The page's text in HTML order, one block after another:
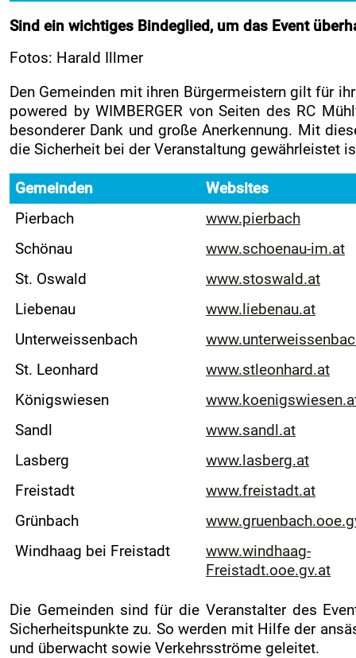
Ticket AGB
Rallye-Journal
Kontakt
ZUSEHER
Zuseherinformationen
Live-Resultate
ORM APP
Nennliste
Streckenplan
SP Onboard Videos
Tickets / Verkaufstellen
Ticket AGB
Rallye-Journal
Zimmernachweis
PRESSE
Pressemeldungen
Akkreditierung
Zeitplan
Streckenplan
Sind ein wichtiges Bindeglied, um das Event
Fotos: Harald Illmer
Den Gemeinden mit ihren Bürgermeistern gilt für
powered by WIMBERGER von Seiten des RC
besonderer Dank und große Anerkennung. Mit
die Sicherheit bei der Veranstaltung gewährleistet
Gemeinden
Websites
Pierbach
www.pierbach
Schönau
www.schoenau-im.at
St. Oswald
www.stoswald.at
Liebenau
www.liebenau.at
Unterweissenbach
St. Leonhard
www.stleonhard.at
Königswiesen
Sandl
www.sandl.at
Lasberg
www.lasberg.at
Freistadt
www.freistadt.at
Grünbach
Windhaag bei Freistadt
www.windhaag-
Freistadt.ooe.gv.at
Die Gemeinden sind für die Veranstalter des
Sicherheitspunkte zu. So werden mit Hilfe der
und überwacht sowie Verkehrsströme geleitet.